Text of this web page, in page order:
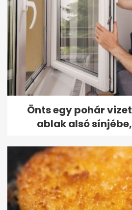
Önts egy pohár
ablak alsó